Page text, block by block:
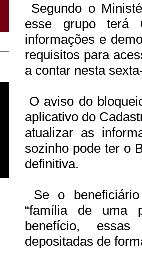
Segundo o
esse grupo terá
informações e
requisitos para
a contar nesta
O aviso do
aplicativo do
atualizar as
sozinho pode ter o
definitiva.
Se o
“família de uma
benefício,
depositadas de